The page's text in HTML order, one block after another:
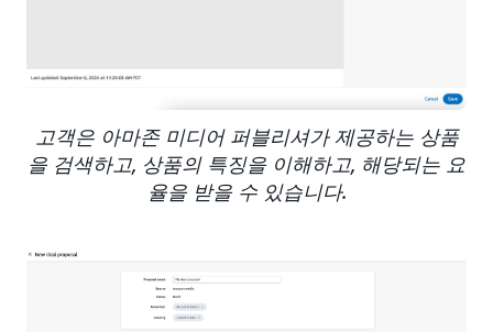
고객은 아마존 미디어 퍼블리셔가 제공하는 상품
을 검색하고, 상품의 특징을 이해하고, 해당되는 요
율을 받을 수 있습니다.